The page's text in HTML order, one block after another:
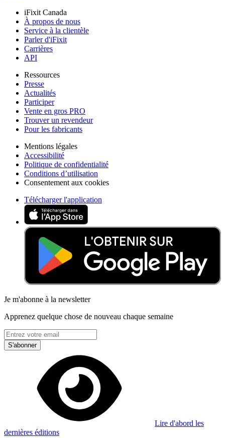
iFixit Canada
À propos de nous
Service à la clientèle
Parler d'iFixit
Carrières
API
Ressources
Presse
Actualités
Participer
Vente en gros PRO
Trouver un revendeur
Pour les fabricants
Mentions légales
Accessibilité
Politique de confidentialité
Conditions d’utilisation
Consentement aux cookies
Télécharger l'application
Je m'abonne à la newsletter
Apprenez quelque chose de nouveau chaque semaine
S'abonner
Lire d'abord les
dernières éditions